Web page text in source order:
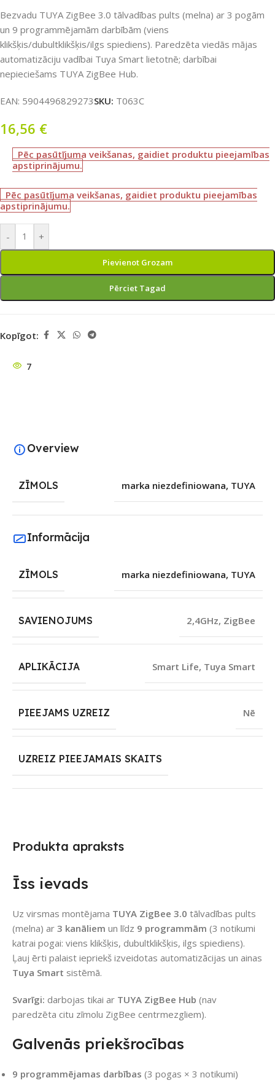
Bezvadu TUYA ZigBee 3.0 tālvadības pults (melna) ar 3 pogām
un 9 programmējamām darbībām (viens
klikšķis/dubultklikšķis/ilgs spiediens). Paredzēta viedās mājas
automatizāciju vadībai Tuya Smart lietotnē; darbībai
nepieciešams TUYA ZigBee Hub.
EAN: 5904496829273SKU: T063C
16,56 €
Pēc pasūtījuma veikšanas, gaidiet produktu pieejamības
apstiprinājumu.
Pēc pasūtījuma veikšanas, gaidiet produktu pieejamības
apstiprinājumu.
- +
Pievienot Grozam
Pērciet Tagad
Kopīgot:
7
Produkta apraksts
Īss ievads
Uz virsmas montējama TUYA ZigBee 3.0 tālvadības pults
(melna) ar 3 kanāliem un līdz 9 programmām (3 notikumi
katrai pogai: viens klikšķis, dubultklikšķis, ilgs spiediens).
Ļauj ērti palaist iepriekš izveidotas automatizācijas un ainas
Tuya Smart sistēmā.
Svarīgi: darbojas tikai ar TUYA ZigBee Hub (nav
paredzēta citu zīmolu ZigBee centrmezgliem).
Galvenās priekšrocības
9 programmējamas darbības (3 pogas × 3 notikumi)
Overview
ZĪMOLS marka niezdefiniowana, TUYA
Informācija
ZĪMOLS marka niezdefiniowana, TUYA
SAVIENOJUMS 2,4GHz, ZigBee
APLIKĀCIJA Smart Life, Tuya Smart
PIEEJAMS UZREIZ Nē
UZREIZ PIEEJAMAIS SKAITS